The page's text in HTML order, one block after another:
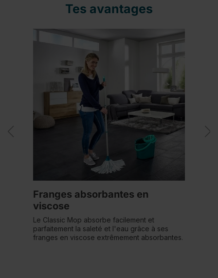
Tes avantages
Franges absorbantes en
viscose
Le Classic Mop absorbe facilement et
parfaitement la saleté et l'eau grâce à ses
franges en viscose extrêmement absorbantes.